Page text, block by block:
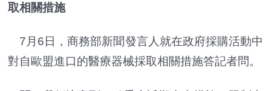
取相關措施
7月6日，商務部新聞發言人就在政府採購活動中
對自歐盟進口的醫療器械採取相關措施答記者問。